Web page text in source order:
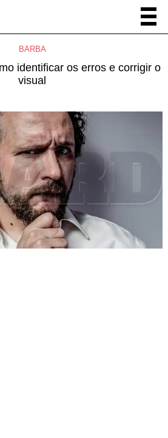
BARBA
identificar os erros e corrigir o
visual